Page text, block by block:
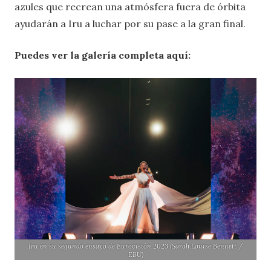
azules que recrean una atmósfera fuera de órbita
ayudarán a Iru a luchar por su pase a la gran final.
Puedes ver la galería completa aquí:
Iru en su segundo ensayo de Eurovisión 2023 (Sarah Louise Bennett /
EBU)